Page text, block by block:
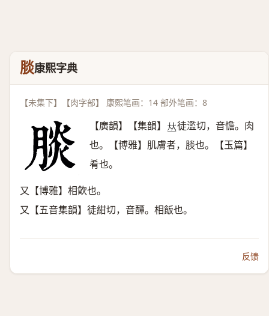
腅康熙字典
【未集下】【肉字部】 康熙笔画：14 部外笔画：8
【廣韻】【集韻】 𠀤徒濫切，音憺。肉
也。【博雅】肌膚者，腅也。【玉篇】
肴也。
又【博雅】相飮也。
又【五音集韻】徒紺切，音醰。相飯也。
反馈